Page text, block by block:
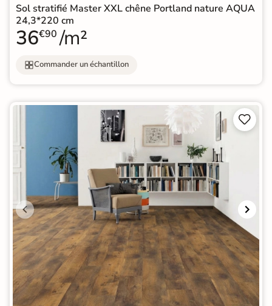
Sol stratifié Master XXL chêne Portland nature AQUA
24,3*220 cm
36€90 /m²
Commander un échantillon

